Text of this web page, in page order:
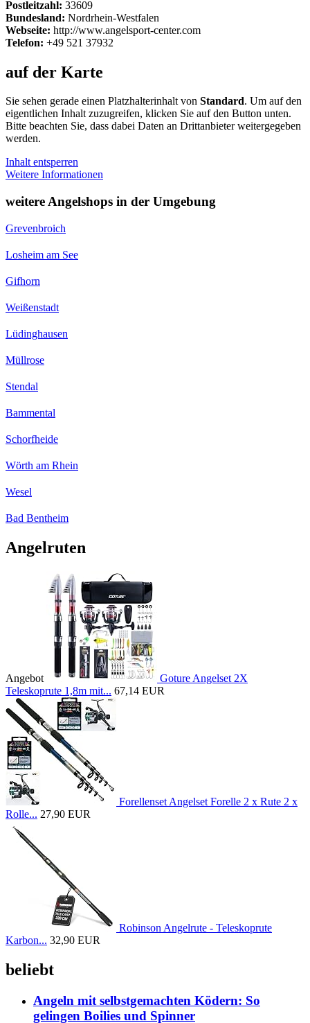
Postleitzahl: 33609
Bundesland: Nordrhein-Westfalen
Webseite: http://www.angelsport-center.com
Telefon: +49 521 37932
auf der Karte
Sie sehen gerade einen Platzhalterinhalt von Standard. Um auf den
eigentlichen Inhalt zuzugreifen, klicken Sie auf den Button unten.
Bitte beachten Sie, dass dabei Daten an Drittanbieter weitergegeben
werden.
Inhalt entsperren
Weitere Informationen
weitere Angelshops in der Umgebung
Grevenbroich
Losheim am See
Gifhorn
Weißenstadt
Lüdinghausen
Müllrose
Stendal
Bammental
Schorfheide
Wörth am Rhein
Wesel
Bad Bentheim
Angelruten
Angebot
Goture Angelset 2X
Teleskoprute 1,8m mit... 67,14 EUR
Forellenset Angelset Forelle 2 x Rute 2 x
Rolle... 27,90 EUR
Robinson Angelrute - Teleskoprute
Karbon... 32,90 EUR
beliebt
Angeln mit selbstgemachten Ködern: So
gelingen Boilies und Spinner